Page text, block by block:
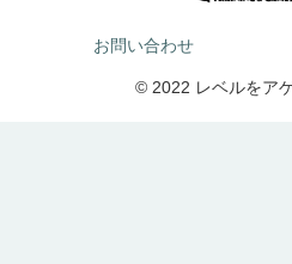
お問い合わせ
© 2022 レベルをア